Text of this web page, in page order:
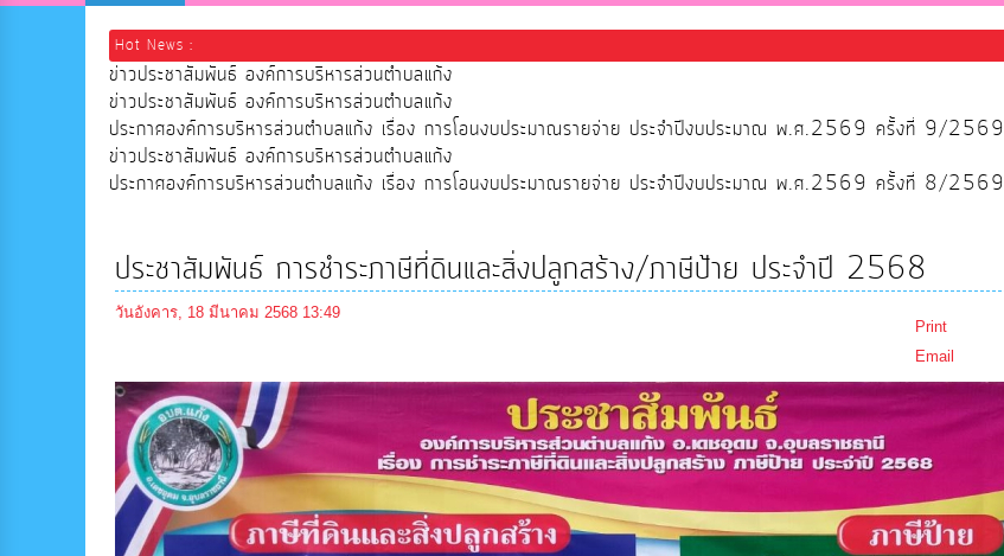
Hot News :
ข่าวประชาสัมพันธ์ องค์การบริหารส่วนตำบลแก้ง
ข่าวประชาสัมพันธ์ องค์การบริหารส่วนตำบลแก้ง
ประกาศองค์การบริหารส่วนตำบลแก้ง เรื่อง การโอนงบประมาณรายจ่าย ประจำปีงบประมาณ พ.ศ.2569 ครั้งที่ 9/2569
ข่าวประชาสัมพันธ์ องค์การบริหารส่วนตำบลแก้ง
ประกาศองค์การบริหารส่วนตำบลแก้ง เรื่อง การโอนงบประมาณรายจ่าย ประจำปีงบประมาณ พ.ศ.2569 ครั้งที่ 8/2569
ประชาสัมพันธ์ การชำระภาษีที่ดินและสิ่งปลูกสร้าง/ภาษีป้าย ประจำปี 2568
วันอังคาร, 18 มีนาคม 2568 13:49
Print
Email